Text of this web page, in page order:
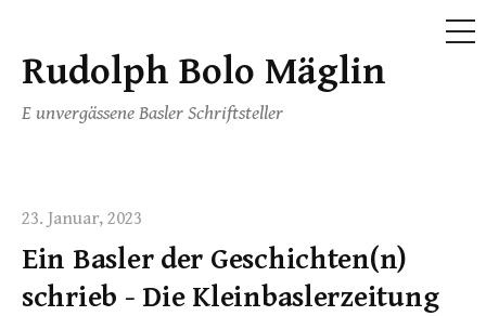
Skip
content
Rudolph Bolo Mäglin
E unvergässene Basler Schriftsteller
23. Januar, 2023
Ein Basler der Geschichten(n)
schrieb - Die Kleinbaslerzeitung